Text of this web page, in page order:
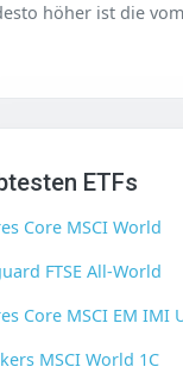
höher ist die
ETFs
Core MSCI World
FTSE All-World
Core MSCI EM IMI
MSCI World 1C